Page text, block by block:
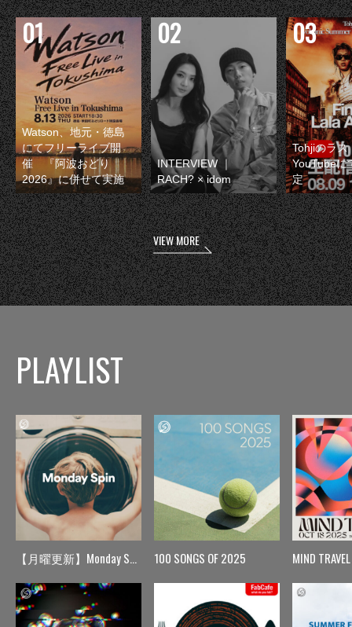
Watson、地元・徳島
にてフリーライブ開
催 『阿波おどり
2026』に併せて実施
INTERVIEW ｜
RACH? × idom
Tohjiのラス
YouTubeに
定
VIEW MORE
PLAYLIST
【月曜更新】Monday Spin 100 SONGS OF 2025 MIND TRAVEL